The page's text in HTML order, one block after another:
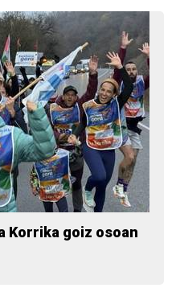
Korrika goiz osoan